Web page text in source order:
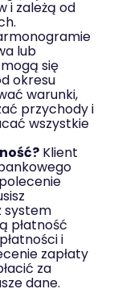
i zależą od
lub
się
okresu
warunki,
przychody i
wszystkie
Klient
system
płatność
i
zapłaty
za
dane.